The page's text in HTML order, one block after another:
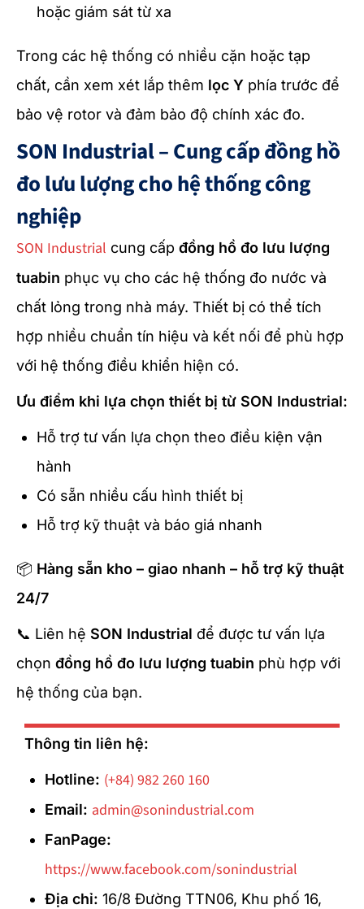
hoặc giám sát từ xa
Trong các hệ thống có nhiều cặn hoặc tạp
chất, cần xem xét lắp thêm lọc Y phía trước để
bảo vệ rotor và đảm bảo độ chính xác đo.
SON Industrial – Cung cấp đồng hồ
đo lưu lượng cho hệ thống công
nghiệp
SON Industrial cung cấp đồng hồ đo lưu lượng
tuabin phục vụ cho các hệ thống đo nước và
chất lỏng trong nhà máy. Thiết bị có thể tích
hợp nhiều chuẩn tín hiệu và kết nối để phù hợp
với hệ thống điều khiển hiện có.
Ưu điểm khi lựa chọn thiết bị từ SON Industrial:
Hỗ trợ tư vấn lựa chọn theo điều kiện vận
hành
Có sẵn nhiều cấu hình thiết bị
Hỗ trợ kỹ thuật và báo giá nhanh
📦 Hàng sẵn kho – giao nhanh – hỗ trợ kỹ thuật
24/7
📞 Liên hệ SON Industrial để được tư vấn lựa
chọn đồng hồ đo lưu lượng tuabin phù hợp với
hệ thống của bạn.
Thông tin liên hệ:
Hotline: (+84) 982 260 160
Email: admin@sonindustrial.com
FanPage:
https://www.facebook.com/sonindustrial
Địa chỉ: 16/8 Đường TTN06, Khu phố 16,